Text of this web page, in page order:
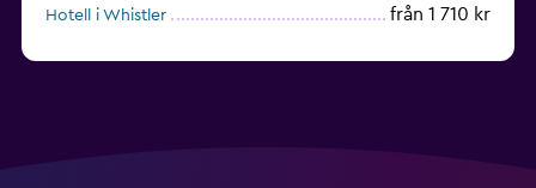
Hotell i Whistler från 1 710 kr